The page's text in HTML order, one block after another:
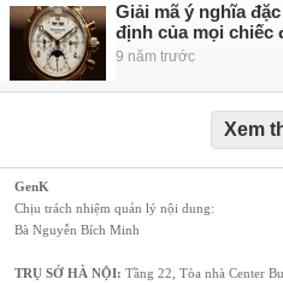
Giải mã ý nghĩa
định của mọi chiếc
9 năm trước
Xem
GenK
Chịu trách nhiệm quản lý nội dung:
Bà Nguyễn Bích Minh
TRỤ SỞ HÀ NỘI: Tầng 22, Tòa nhà Center